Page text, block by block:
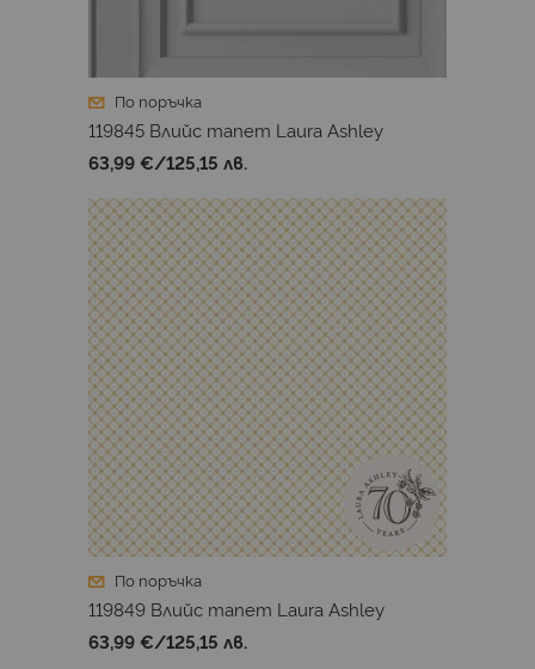
По поръчка
119845 Влийс тапет Laura Ashley
63,99 €/125,15 лв.
По поръчка
119849 Влийс тапет Laura Ashley
63,99 €/125,15 лв.